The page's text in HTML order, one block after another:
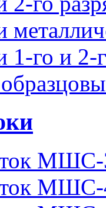
го и 2-
МШС-
МШС-